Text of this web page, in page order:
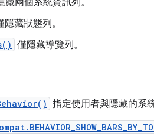
藏兩個系統資訊列。
隱藏狀態列。
僅隱藏導覽列。
指定使用者與隱藏的系